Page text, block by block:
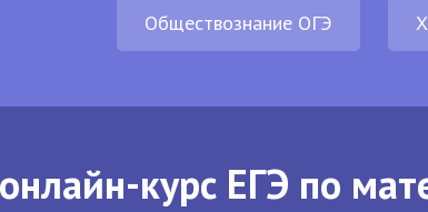
Обществознание ОГЭ
курс ЕГЭ по